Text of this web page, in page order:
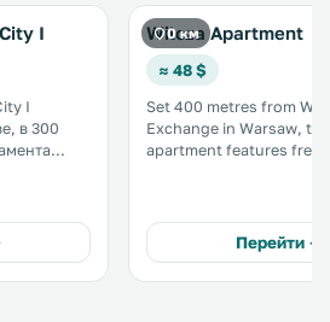
I
I
в 300
0 км
Wilcza Apartment
≈ 48 $
Set 400 metres from
Exchange in Warsaw,
apartment features free
features a dishwasher. A flat-screen
TV is featured. .
Перейти →